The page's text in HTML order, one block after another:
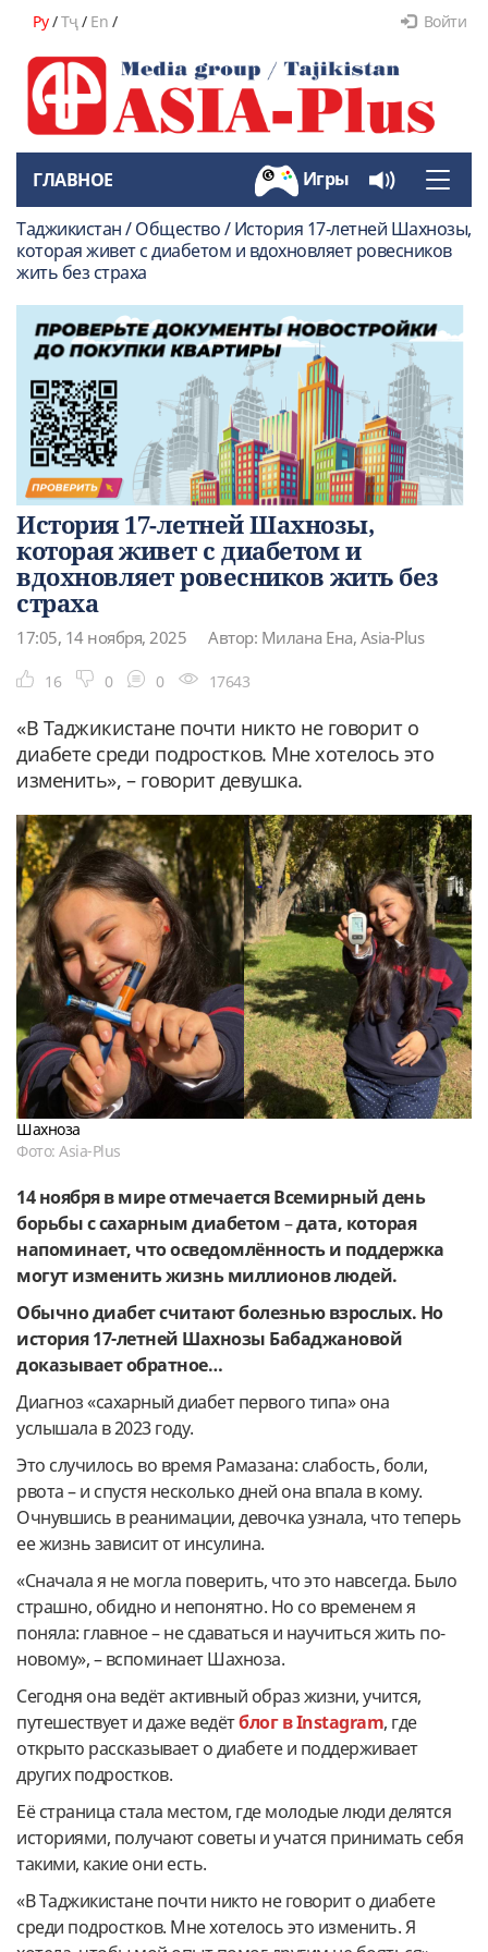
Ру/Тҷ/ En / Войти
Toggle
ГЛАВНОЕ Игры
Таджикистан / Общество / История 17-летней Шахнозы,
которая живет с диабетом и вдохновляет ровесников
жить без страха
История 17-летней Шахнозы,
которая живет с диабетом и
вдохновляет ровесников жить без
страха
17:05, 14 ноября, 2025 Автор: Милана Ена, Asia-Plus
16 0 0 17643
«В Таджикистане почти никто не говорит о
диабете среди подростков. Мне хотелось это
изменить», – говорит девушка.
Шахноза
Фото: Asia-Plus
14 ноября в мире отмечается Всемирный день
борьбы с сахарным диабетом–дата, которая
напоминает, что осведомлённость и поддержка
могут изменить жизнь миллионов людей.
Обычно диабет считают болезнью взрослых. Но
история 17-летней Шахнозы Бабаджановой
доказывает обратное…
Диагноз «сахарный диабет первого типа» она
услышала в 2023 году.
Это случилось во время Рамазана: слабость, боли,
рвота – и спустя несколько дней она впала в кому.
Очнувшись в реанимации, девочка узнала, что теперь
ее жизнь зависит от инсулина.
«Сначала я не могла поверить, что это навсегда. Было
страшно, обидно и непонятно. Но со временем я
поняла: главное – не сдаваться и научиться жить по-
новому», – вспоминает Шахноза.
Сегодня она ведёт активный образ жизни, учится,
путешествует и даже ведётблог в Instagram, где
открыто рассказывает о диабете и поддерживает
других подростков.
Её страница стала местом, где молодые люди делятся
историями, получают советы и учатся принимать себя
такими, какие они есть.
«В Таджикистане почти никто не говорит о диабете
среди подростков. Мне хотелось это изменить. Я